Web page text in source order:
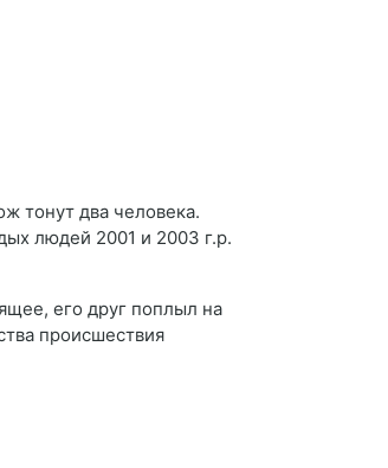
тонут два человека.
людей 2001 и 2003 г.р.
его друг поплыл на
происшествия